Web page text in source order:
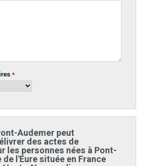
*
Audemer peut
des actes de
les personnes nées à Pont-
l'Eure située en France